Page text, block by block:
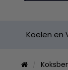
Koelen en